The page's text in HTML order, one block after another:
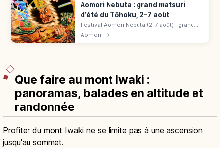
Aomori Nebuta : grand matsuri
d’été du Tōhoku, 2-7 août
Festival Aomori Nebuta (2-7 août) : grand
matsuri du Tohoku, bien culturel immatériel.
Aomori →
Que faire au mont Iwaki :
panoramas, balades en altitude et
randonnée
Profiter du mont Iwaki ne se limite pas à une ascension
jusqu'au sommet.